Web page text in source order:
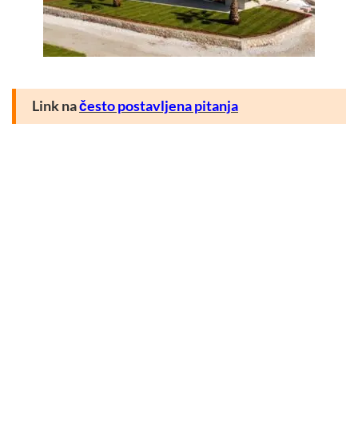
Link načesto postavljena pitanja